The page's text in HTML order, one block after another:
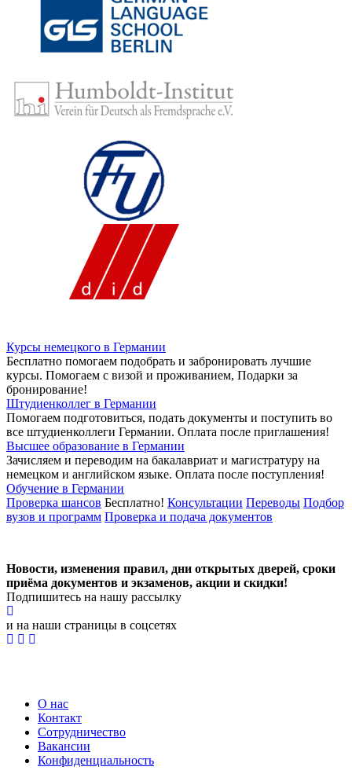
Курсы немецкого в Германии
Бесплатно помогаем подобрать и забронировать лучшие
курсы. Помогаем с визой и проживанием, Подарки за
бронирование!
Штудиенколлег в Германии
Помогаем подготовиться, подать документы и поступить во
все штудиенколлеги Германии. Оплата после приглашения!
Высшее образование в Германии
Зачисляем и переводим на бакалавриат и магистратуру на
немецком и английском языке. Оплата после поступления!
Обучение в Германии
Проверка шансов Бесплатно! Консультации Переводы Подбор
вузов и программ Проверка и подача документов
Новости, изменения правил, дни открытых дверей, сроки
приёма документов и экзаменов, акции и скидки!
Подпишитесь на нашу рассылку
и на наши страницы в соцсетях
О нас
Контакт
Сотрудничество
Вакансии
Конфиденциальность